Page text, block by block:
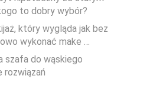
to dobry wybór?
który wygląda jak bez
wykonać make …
szafa do wąskiego
rozwiązań